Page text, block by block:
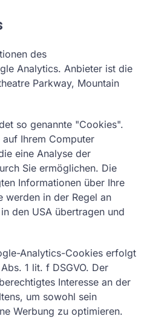
des
Analytics. Anbieter ist die
Parkway, Mountain
so genannte "Cookies".
Ihrem Computer
eine Analyse der
Sie ermöglichen. Die
Informationen über Ihre
werden in der Regel an
den USA übertragen und
Analytics-Cookies erfolgt
1 lit. f DSGVO. Der
Interesse an der
um sowohl sein
Werbung zu optimieren.